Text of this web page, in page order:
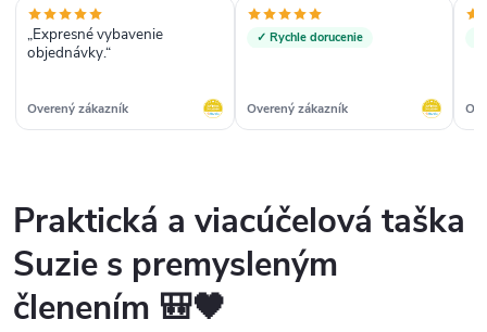
„Expresné vybavenie
objednávky.“
Overený zákazník
✓ Rychle dorucenie
Overený zákazník
Praktická a viacúčelová taška
Suzie s premysleným
členením 🎒🖤